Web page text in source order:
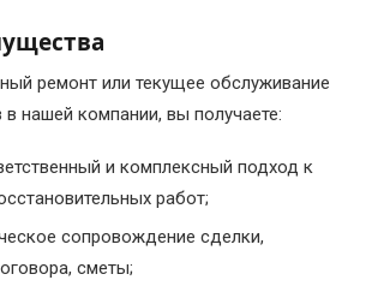
ремонт или текущее обслуживание
нашей компании, вы получаете:
и комплексный подход к
работ;
сопровождение сделки,
сметы;